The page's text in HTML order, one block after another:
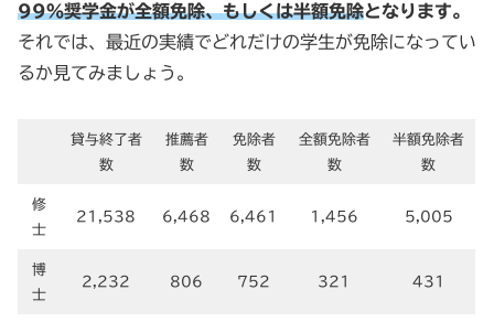
99％奨学金が全額免除、もしくは半額免除となります。
それでは、最近の実績でどれだけの学生が免除になってい
るか見てみましょう。
貸与終了者
数
推薦者
数
免除者
数
全額免除者
数
半額免除者
数
修
士
21,538 6,468 6,461 1,456 5,005
博
士
2,232 806 752 321 431